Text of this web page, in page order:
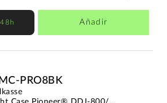
Añadir
PRO8BK